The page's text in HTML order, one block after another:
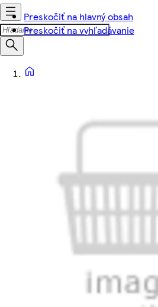
Preskočiť na hlavný obsah
Preskočiť na vyhľadávanie